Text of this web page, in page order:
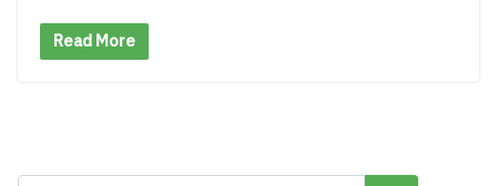
Read More